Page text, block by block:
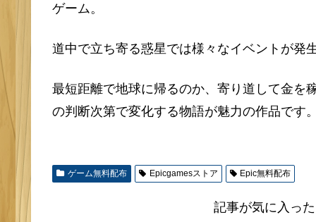
ゲーム。
道中で立ち寄る惑星では様々なイベントが発
最短距離で地球に帰るのか、寄り道して金を
の判断次第で変化する物語が魅力の作品です
ゲーム無料配布 Epicgamesストア Epic無料配布
記事が気に入っ